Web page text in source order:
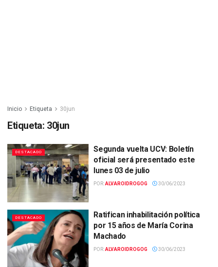
Inicio Etiqueta 30jun
Etiqueta: 30jun
DESTACADO
Segunda vuelta UCV: Boletín
oficial será presentado este
lunes 03 de julio
POR:ALVAROIDROGOG 30/06/2023
DESTACADO
Ratifican inhabilitación política
por 15 años de María Corina
Machado
POR:ALVAROIDROGOG 30/06/2023